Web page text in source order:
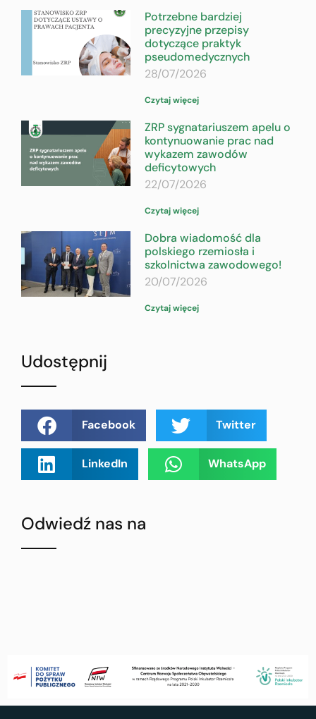
Potrzebne bardziej
precyzyjne przepisy
dotyczące praktyk
pseudomedycznych
28/07/2026
Czytaj więcej
ZRP sygnatariuszem apelu o
kontynuowanie prac nad
wykazem zawodów
deficytowych
22/07/2026
Czytaj więcej
Dobra wiadomość dla
polskiego rzemiosła i
szkolnictwa zawodowego!
20/07/2026
Czytaj więcej
Udostępnij
Facebook Twitter
LinkedIn WhatsApp
Odwiedź nas na